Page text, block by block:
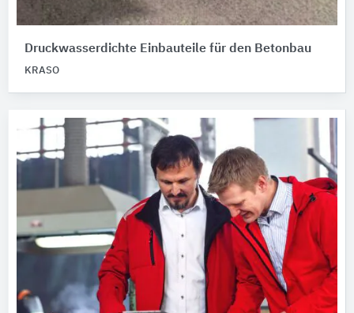
Druckwasserdichte Einbauteile für den Betonbau
KRASO